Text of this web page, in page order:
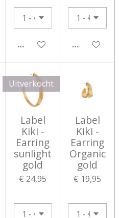
IN WINKELWAGEN
IN
Uitverkocht
Label
Kiki -
Earring
sunlight
gold
€ 24,95
Label
Kiki -
Earring
Organic
gold
€ 19,95